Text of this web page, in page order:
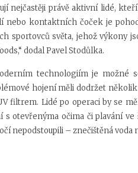
nejčastěji právě aktivní lidé,
nebo kontaktních čoček je
sportovců světa, jehož výkony
dodal Pavel Stodůlka.
technologiím je možné
hojení měli dodržet
filtrem. Lidé po operaci by se
s otevřenýma očima či plavání
nepodstoupili – znečištěná